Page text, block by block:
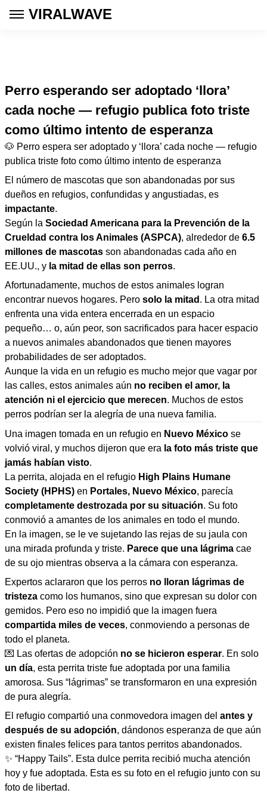
VIRALWAVE
Perro esperando ser adoptado ‘llora’
cada noche — refugio publica foto triste
como último intento de esperanza
🐶 Perro espera ser adoptado y ‘llora’ cada noche — refugio
publica triste foto como último intento de esperanza
El número de mascotas que son abandonadas por sus
dueños en refugios, confundidas y angustiadas, es
impactante.
Según la Sociedad Americana para la Prevención de la
Crueldad contra los Animales (ASPCA), alrededor de 6.5
millones de mascotas son abandonadas cada año en
EE.UU., y la mitad de ellas son perros.
Afortunadamente, muchos de estos animales logran
encontrar nuevos hogares. Pero solo la mitad . La otra mitad
enfrenta una vida entera encerrada en un espacio
pequeño… o, aún peor, son sacrificados para hacer espacio
a nuevos animales abandonados que tienen mayores
probabilidades de ser adoptados.
Aunque la vida en un refugio es mucho mejor que vagar por
las calles, estos animales aún no reciben el amor, la
atención ni el ejercicio que merecen. Muchos de estos
perros podrían ser la alegría de una nueva familia.
Una imagen tomada en un refugio en Nuevo México se
volvió viral, y muchos dijeron que era la foto más triste que
jamás habían visto.
La perrita, alojada en el refugio High Plains Humane
Society (HPHS) en Portales, Nuevo México, parecía
completamente destrozada por su situación. Su foto
conmovió a amantes de los animales en todo el mundo.
En la imagen, se le ve sujetando las rejas de su jaula con
una mirada profunda y triste. Parece que una lágrima cae
de su ojo mientras observa a la cámara con esperanza.
Expertos aclararon que los perros no lloran lágrimas de
tristeza como los humanos, sino que expresan su dolor con
gemidos. Pero eso no impidió que la imagen fuera
compartida miles de veces, conmoviendo a personas de
todo el planeta.
💌 Las ofertas de adopción no se hicieron esperar. En solo
un día, esta perrita triste fue adoptada por una familia
amorosa. Sus “lágrimas” se transformaron en una expresión
de pura alegría.
El refugio compartió una conmovedora imagen del antes y
después de su adopción, dándonos esperanza de que aún
existen finales felices para tantos perritos abandonados.
✨ “Happy Tails”. Esta dulce perrita recibió mucha atención
hoy y fue adoptada. Esta es su foto en el refugio junto con su
foto de libertad.